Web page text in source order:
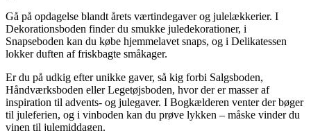
Gå på opdagelse blandt årets værtindegaver og julelækkerier. I
Dekorationsboden finder du smukke juledekorationer, i
Snapseboden kan du købe hjemmelavet snaps, og i Delikatessen
lokker duften af friskbagte småkager.
Er du på udkig efter unikke gaver, så kig forbi Salgsboden,
Håndværksboden eller Legetøjsboden, hvor der er masser af
inspiration til advents- og julegaver. I Bogkælderen venter der bøger
til juleferien, og i vinboden kan du prøve lykken – måske vinder du
vinen til julemiddagen.